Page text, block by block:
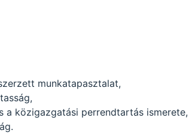
munkatapasztalat,
közigazgatási perrendtartás ismerete,